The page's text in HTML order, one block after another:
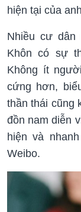
hiện tại của
Nhiều cư dân
Khôn có sự
Không ít
cứng hơn,
thần thái cũng
đồn nam diễn
hiện và
Weibo.